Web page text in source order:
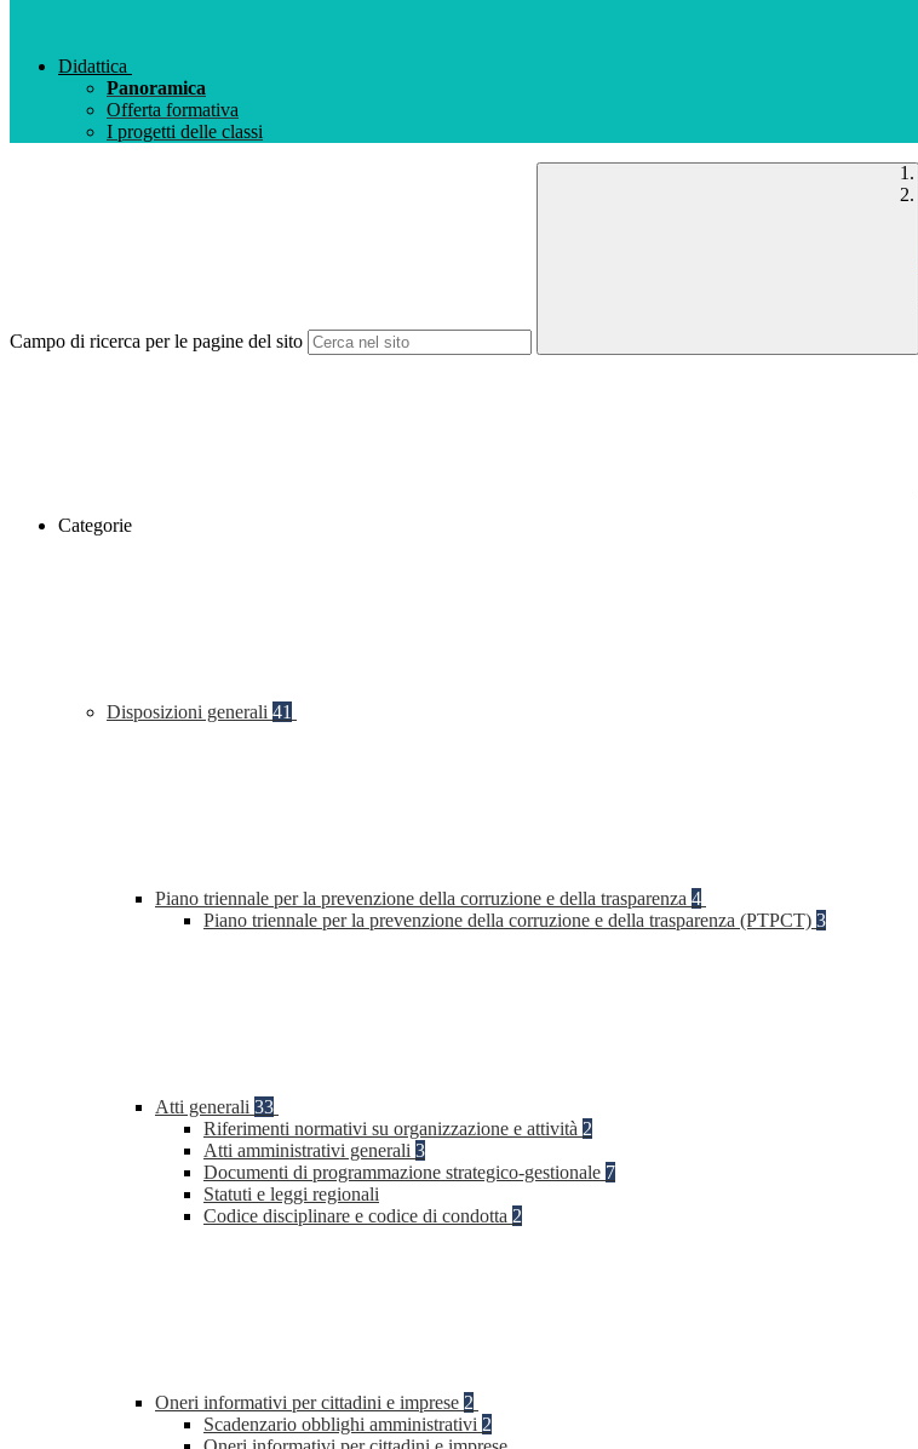
Didattica
Panoramica
Offerta formativa
I progetti delle classi
Campo di ricerca per le pagine del sito
Categorie
Disposizioni generali 41
Piano triennale per la prevenzione della corruzione e della trasparenza 4
Piano triennale per la prevenzione della corruzione e della trasparenza (PTPCT) 3
Atti generali 33
Riferimenti normativi su organizzazione e attività 2
Atti amministrativi generali 3
Documenti di programmazione strategico-gestionale 7
Statuti e leggi regionali
Codice disciplinare e codice di condotta 2
Oneri informativi per cittadini e imprese 2
Scadenzario obblighi amministrativi 2